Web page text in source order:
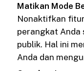
Matikan Mode
Nonaktifkan
perangkat Anda
publik. Hal ini
Anda dan